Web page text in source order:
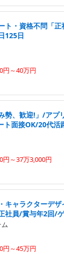
ト・資格不問「
125日
円～40万円
勢、歓迎!」/ア
ト面接OK/20代活
円～37万3,000円
キャラクターデ
社員/賞与年2回/
円～45万円